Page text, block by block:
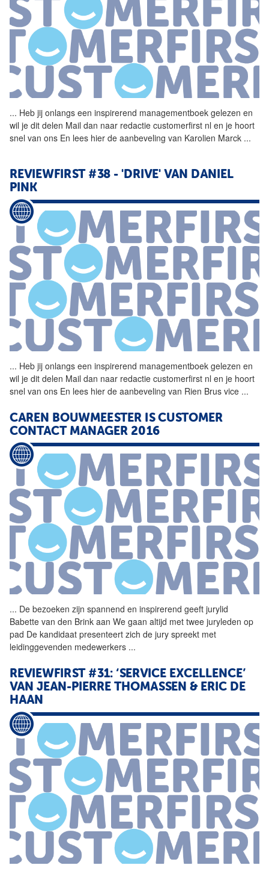
... Heb jij onlangs een inspirerend managementboek gelezen en
wil je dit delen Mail dan naar redactie customerfirst nl en je hoort
snel van ons En lees hier de aanbeveling van Karolien Marck ...
REVIEWFIRST #38 - 'DRIVE' VAN DANIEL
PINK
... Heb jij onlangs een inspirerend managementboek gelezen en
wil je dit delen Mail dan naar redactie customerfirst nl en je hoort
snel van ons En lees hier de aanbeveling van Rien Brus vice ...
CAREN BOUWMEESTER IS CUSTOMER
CONTACT MANAGER 2016
... De bezoeken zijn spannend en inspirerend geeft jurylid
Babette van den Brink aan We gaan altijd met twee juryleden op
pad De kandidaat presenteert zich de jury spreekt met
leidinggevenden medewerkers ...
REVIEWFIRST #31: ‘SERVICE EXCELLENCE’
VAN JEAN-PIERRE THOMASSEN & ERIC DE
HAAN